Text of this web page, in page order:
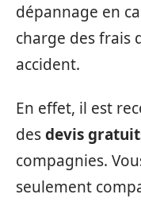
dépannage en
charge des frais
accident.
En effet, il est
desdevis
compagnies.
seulement